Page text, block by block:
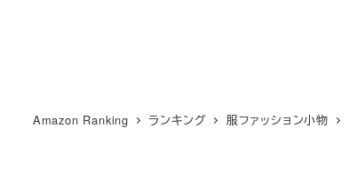
Amazon Ranking ランキング 服ファッション小物